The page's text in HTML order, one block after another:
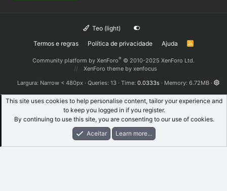
Teo (light)
Termos e regras
Política de privacidade Ajuda
R
Community platform by XenForo® © 2010-2025 XenForo Ltd.
XenForo theme by xenfocus
Largura
Queries 13 Time 0.0333s Memory 6.72MB
This site uses cookies to help personalise content, tailor your experience and
to keep you logged in if you register.
By continuing to use this site, you are consenting to our use of cookies.
Aceitar
Learn more...